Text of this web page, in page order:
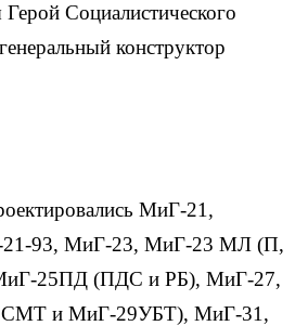
Социалистического
конструктор
МиГ-21 ,
93,МиГ-23,МиГ-23 МЛ (П,
25ПД (ПДС и РБ),МиГ-27,
СМТ иМиГ-29УБТ),МиГ-31 ,